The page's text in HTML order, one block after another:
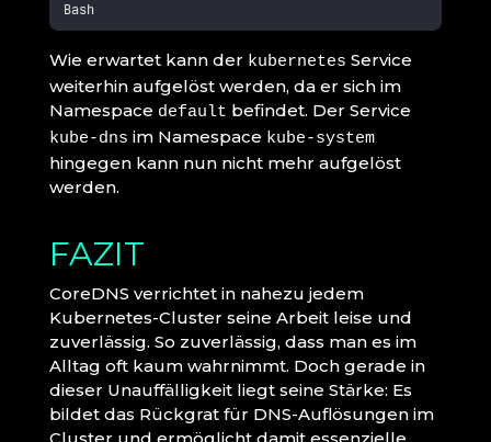
Bash
Wie erwartet kann der kubernetes Service
weiterhin aufgelöst werden, da er sich im
Namespace default befindet. Der Service
kube-dns im Namespace kube-system
hingegen kann nun nicht mehr aufgelöst
werden.
FAZIT
CoreDNS verrichtet in nahezu jedem
Kubernetes-Cluster seine Arbeit leise und
zuverlässig. So zuverlässig, dass man es im
Alltag oft kaum wahrnimmt. Doch gerade in
dieser Unauffälligkeit liegt seine Stärke: Es
bildet das Rückgrat für DNS-Auflösungen im